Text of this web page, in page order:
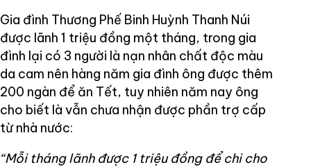
Gia đình Thương Phế Binh Huỳnh Thanh Núi
được lãnh 1 triệu đồng một tháng, trong gia
đình lại có 3 người là nạn nhân chất độc màu
da cam nên hàng năm gia đình ông được thêm
200 ngàn để ăn Tết, tuy nhiên năm nay ông
cho biết là vẫn chưa nhận được phần trợ cấp
từ nhà nước:
“Mỗi tháng lãnh được 1 triệu đồng để chi cho